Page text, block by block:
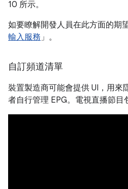
10 所示。
如要瞭解開發人員在此方面的期
輸入服務」。
自訂頻道清單
裝置製造商可能會提供 UI，用來
者自行管理 EPG。電視直播節目